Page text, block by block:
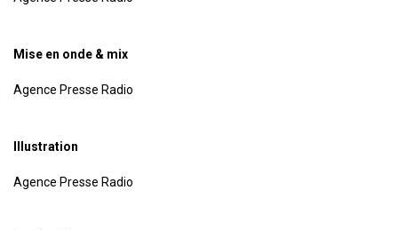
Mise en onde & mix
Agence Presse Radio
Illustration
Agence Presse Radio